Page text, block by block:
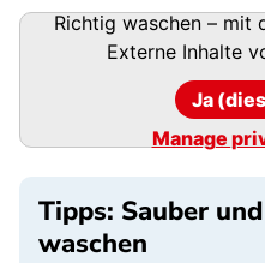
Richtig waschen – mit
Externe Inhalte
Ja
Manage
Tipps: Sauber
waschen